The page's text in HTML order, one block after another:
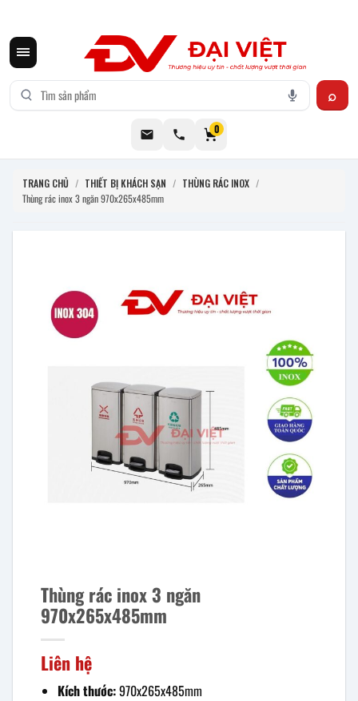
0
TRANG CHỦ / THIẾT BỊ KHÁCH SẠN / THÙNG RÁC INOX /
Thùng rác inox 3 ngăn 970x265x485mm
Thùng rác inox 3 ngăn
970x265x485mm
Liên hệ
Kích thước:970x265x485mm